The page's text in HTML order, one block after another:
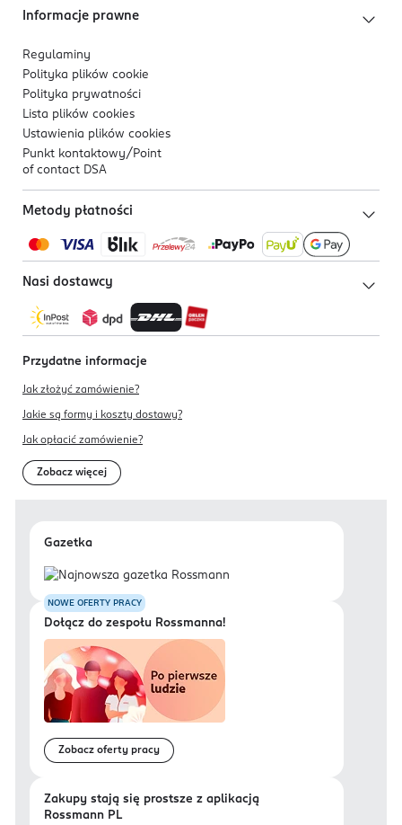
Informacje prawne
Regulaminy
Polityka plików cookie
Polityka prywatności
Lista plików cookies
Ustawienia plików cookies
Punkt kontaktowy/ Point
of contact DSA
Metody płatności
Nasi dostawcy
Przydatne informacje
Jak złożyć zamówienie?
Jakie są formy i koszty dostawy?
Jak opłacić zamówienie?
Zobacz więcej
Gazetka
NOWE OFERTY PRACY
Dołącz do zespołu Rossmanna!
Zobacz oferty pracy
Zakupy stają się prostsze z aplikacją
Rossmann PL